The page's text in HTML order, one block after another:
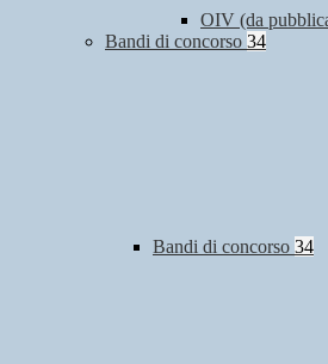
OIV (da
Bandi di concorso 34
Bandi di concorso 34